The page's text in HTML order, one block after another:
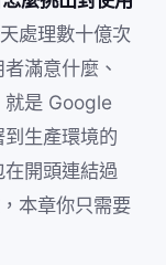
處理數十億次
滿意什麼、
就是 Google
生產環境的
開頭連結過
本章你只需要